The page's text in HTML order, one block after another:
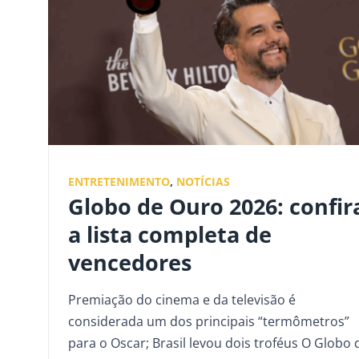
ENTRETENIMENTO, NOTÍCIAS
Globo de Ouro 2026:
a lista completa de
vencedores
Premiação do cinema e da televisão é
considerada um dos principais “termômetros”
para o Oscar; Brasil levou dois troféus O Globo